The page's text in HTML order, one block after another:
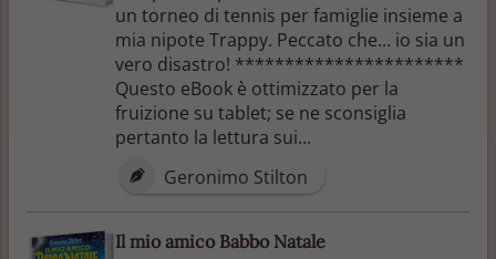
un torneo di tennis per famiglie insieme a
mia nipote Trappy. Peccato che... io sia un
vero disastro! ***********************
Questo eBook è ottimizzato per la
fruizione su tablet; se ne sconsiglia
pertanto la lettura sui...
Geronimo Stilton
Il mio amico Babbo Natale